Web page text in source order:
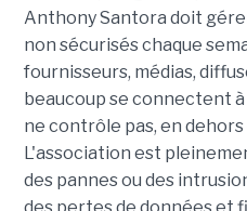
Anthony Santora doit
non sécurisés chaque
fournisseurs, médias,
beaucoup se connectent à
ne contrôle pas, en
L'association est
des pannes ou des